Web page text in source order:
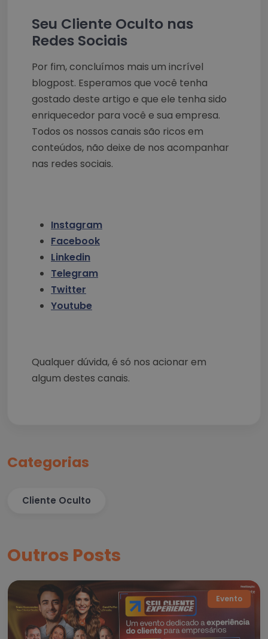
Seu Cliente Oculto nas
Redes Sociais
Por fim, concluímos mais um incrível
blogpost. Esperamos que você tenha
gostado deste artigo e que ele tenha sido
enriquecedor para você e sua empresa.
Todos os nossos canais são ricos em
conteúdos, não deixe de nos acompanhar
nas redes sociais.
Instagram
Facebook
Linkedin
Telegram
Twitter
Youtube
Qualquer dúvida, é só nos acionar em
algum destes canais.
Categorias
Cliente Oculto
Outros Posts
Evento